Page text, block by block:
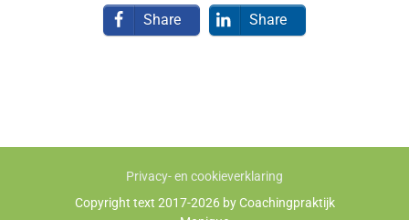
Share Share
Privacy- en cookieverklaring
Copyright text 2017-2026 by Coachingpraktijk